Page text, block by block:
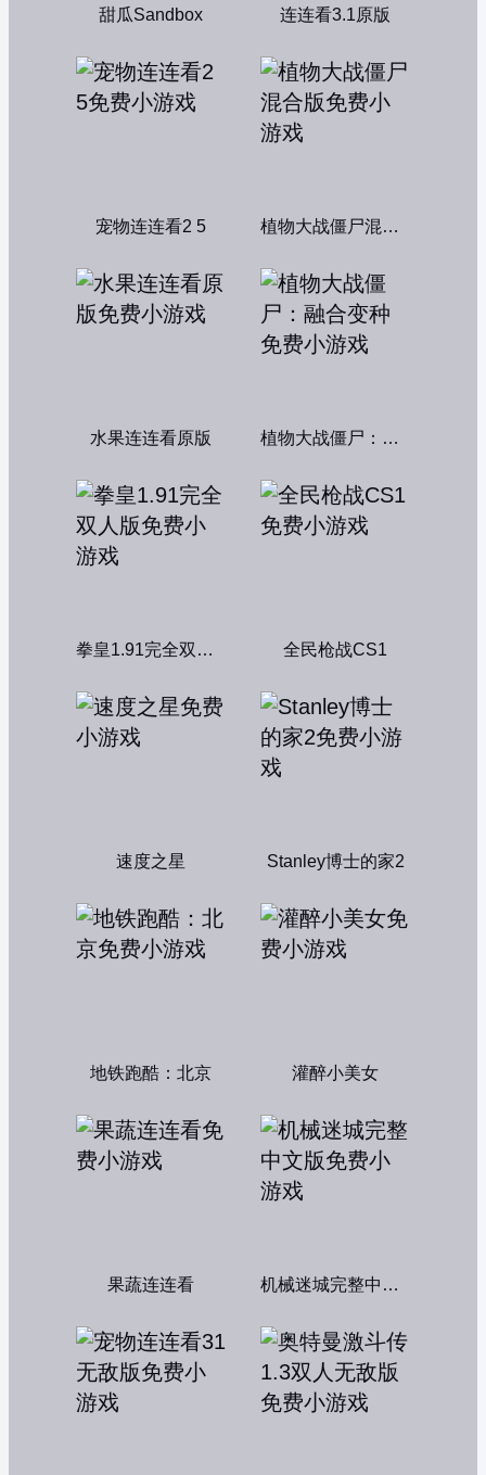
甜瓜Sandbox 连连看3.1原版
宠物连连看2 5 植物大战僵尸混合版
水果连连看原版 植物大战僵尸：融合变种
拳皇1.91完全双人版 全民枪战CS1
速度之星 Stanley博士的家2
地铁跑酷：北京 灌醉小美女
果蔬连连看 机械迷城完整中文版